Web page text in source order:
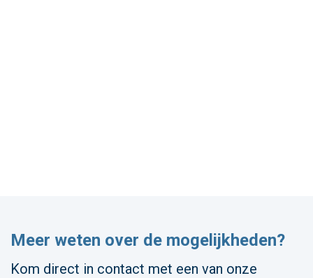
Meer weten over de mogelijkheden?
Kom direct in contact met een van onze